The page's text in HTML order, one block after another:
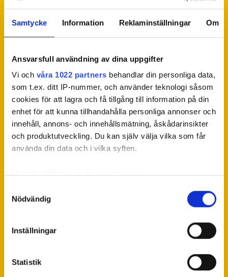
Samtycke Information Reklaminställningar Om
Ansvarsfull användning av dina uppgifter
Vi och våra 1022 partners behandlar din personliga data,
som t.ex. ditt IP-nummer, och använder teknologi såsom
cookies för att lagra och få tillgång till information på din
enhet för att kunna tillhandahålla personliga annonser och
innehåll, annons- och innehållsmätning, åskådarinsikter
och produktutveckling. Du kan själv välja vilka som får
använda din data och i vilka syften.
kan ha en noggrannhet på upp till flera meter
Ta reda på mer om hur dina personliga uppgifter
Du kan ändra eller dra tillbaka ditt samtycke när som
Nödvändig
Inställningar
Statistik